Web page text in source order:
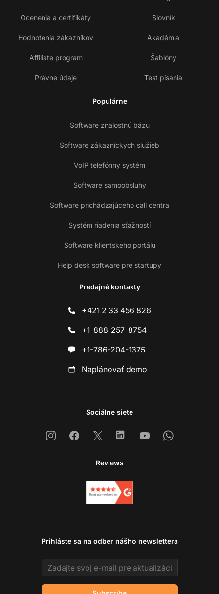
Ocenenia a certifikáty
Hodnotenia zákazníkov
Affiliate program
Právne údaje
Slovník
Akadémia
Šablóny
Test písania
Populárne
Software znalostnú bázu
Software zákazníckych služieb
VoIP telefónny systém
Software samoobsluhy
Software prichádzajúceho call centra
Systém riadenia sťažností
Software klientskeho portálu
Help desk software pre startupy
Predajné kontakty
+421 2 33 456 826
+1-888-257-8754
+1-786-204-1375
Naplánovať demo
Sociálne siete
InstagramFacebook
X LinkedinYoutubeWhatsapp
Reviews
Prihláste sa na odber nášho newslettera
Email address